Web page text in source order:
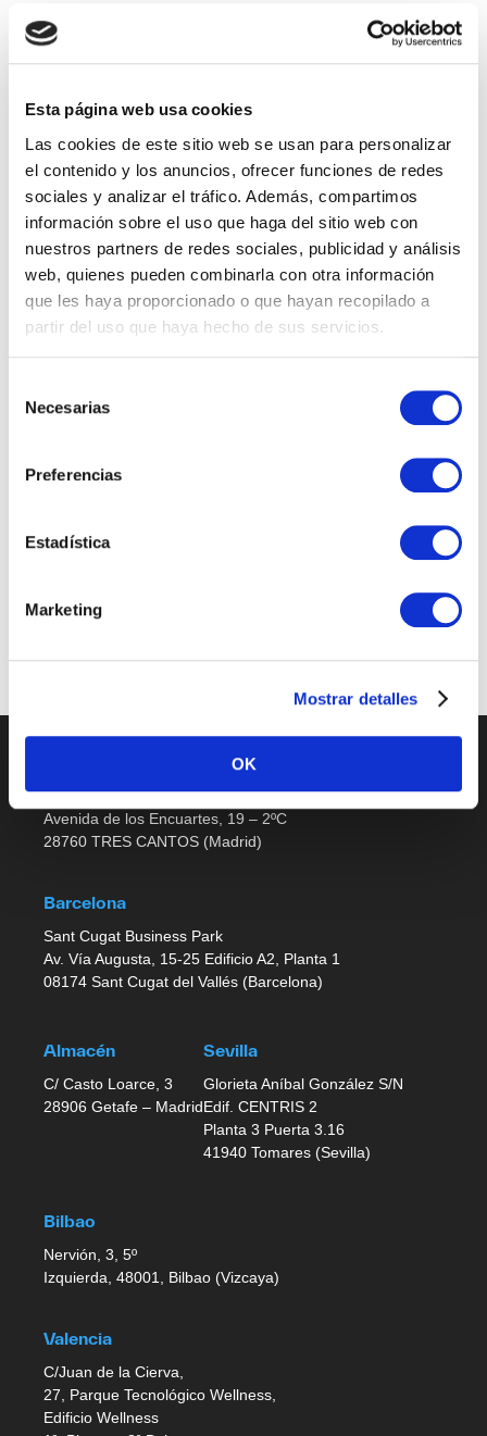
Esta página web usa cookies
Las cookies de este sitio web se usan para personalizar
el contenido y los anuncios, ofrecer funciones de redes
sociales y analizar el tráfico. Además, compartimos
información sobre el uso que haga del sitio web con
nuestros partners de redes sociales, publicidad y análisis
web, quienes pueden combinarla con otra información
que les haya proporcionado o que hayan recopilado a
partir del uso que haya hecho de sus servicios.
Necesarias
Preferencias
Estadística
Marketing
Mostrar detalles
OK
k
Administración y Finanzas
Calidad
Compras
IT
Logí­stica
Managed Services
Marketing
RRHH
No job listings found.
Avenida de los Encuartes, 19 – 2ºC
28760 TRES CANTOS (Madrid)
Barcelona
Sant Cugat Business Park
Av. Vía Augusta, 15-25 Edificio A2, Planta 1
08174 Sant Cugat del Vallés (Barcelona)
Almacén
C/ Casto Loarce, 3
28906 Getafe – Madrid
Sevilla
Glorieta Aníbal González S/N
Edif. CENTRIS 2
Planta 3 Puerta 3.16
41940 Tomares (Sevilla)
Bilbao
Nervión, 3, 5º
Izquierda, 48001, Bilbao (Vizcaya)
Valencia
C/Juan de la Cierva,
27, Parque Tecnológico Wellness,
Edificio Wellness